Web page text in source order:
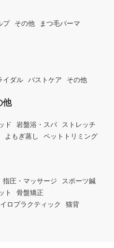
プ その他
まつ毛パーマ
イダル バストケア その他
他
ド 岩盤浴・スパ
ストレッチ
よもぎ蒸し ペットトリミング
指圧・マッサージ
スポーツ鍼
ト
骨盤矯正
ロプラクティック
猫背